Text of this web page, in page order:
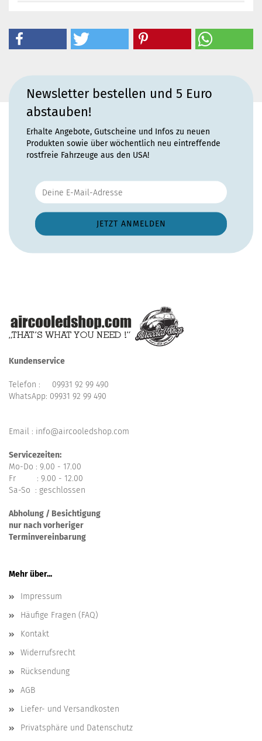
Newsletter bestellen und 5 Euro
abstauben!
Erhalte Angebote, Gutscheine und Infos zu neuen
Produkten sowie über wöchentlich neu eintreffende
rostfreie Fahrzeuge aus den USA!
Kundenservice
Telefon : 09931 92 99 490
WhatsApp: 09931 92 99 490
Email : info@aircooledshop.com
Servicezeiten:
Mo-Do : 9.00 - 17.00
Fr : 9.00 - 12.00
Sa-So : geschlossen
Abholung / Besichtigung
nur nach vorheriger
Terminvereinbarung
Mehr über...
Impressum
Häufige Fragen (FAQ)
Kontakt
Widerrufsrecht
Rücksendung
AGB
Liefer- und Versandkosten
Privatsphäre und Datenschutz